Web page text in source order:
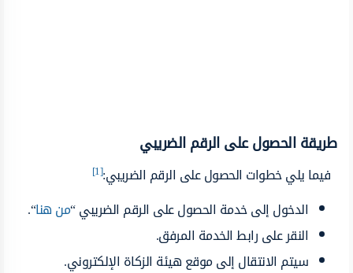
طريقة الحصول على الرقم الضريبي
فيما يلي خطوات الحصول على الرقم الضريبي:[1]
الدخول إلى خدمة الحصول على الرقم الضريبي “من هنا“.
النقر على رابط الخدمة المرفق.
سيتم الانتقال إلى موقع هيئة الزكاة الإلكتروني.